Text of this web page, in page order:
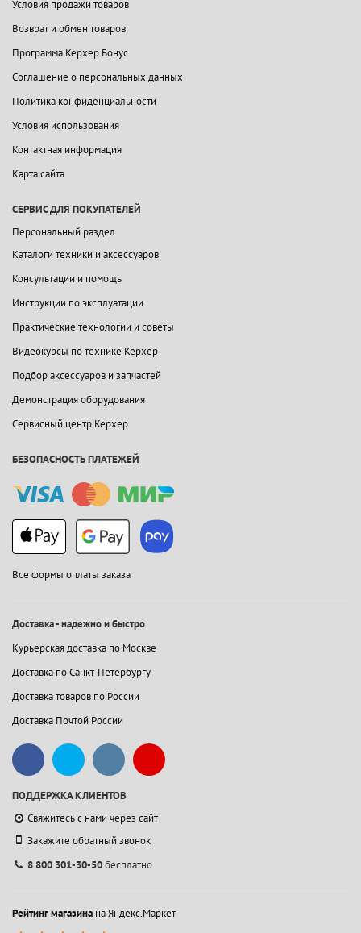
Условия продажи товаров
Возврат и обмен товаров
Программа Керхер Бонус
Соглашение о персональных данных
Политика конфиденциальности
Условия использования
Контактная информация
Карта сайта
СЕРВИС ДЛЯ ПОКУПАТЕЛЕЙ
Персональный раздел
Каталоги техники и аксессуаров
Консультации и помощь
Инструкции по эксплуатации
Практические технологии и советы
Видеокурсы по технике Керхер
Подбор аксессуаров и запчастей
Демонстрация оборудования
Сервисный центр Керхер
БЕЗОПАСНОСТЬ ПЛАТЕЖЕЙ
Все формы оплаты заказа
Доставка - надежно и быстро
Курьерская доставка по Москве
Доставка по Санкт-Петербургу
Доставка товаров по России
Доставка Почтой России
ПОДДЕРЖКА КЛИЕНТОВ
Свяжитесь с нами через сайт
Закажите обратный звонок
8 800 301-30-50бесплатно
Рейтинг магазина на Яндекс.Маркет